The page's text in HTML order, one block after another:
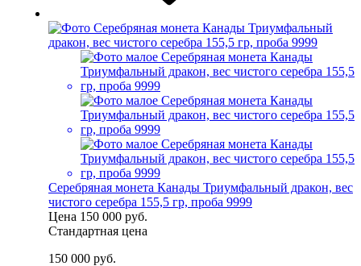
Серебряная монета Канады Триумфальный дракон, вес
чистого серебра 155,5 гр, проба 9999
Цена 150 000 руб.
Стандартная цена
150 000 руб.